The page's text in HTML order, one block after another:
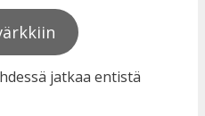
jatkaa entistä